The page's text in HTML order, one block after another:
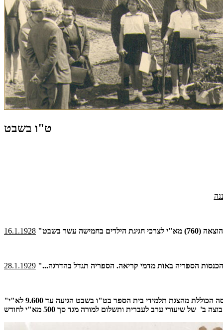
ט"ו בשבט
16.1.1928
28.1.1929
הכוללת מהצגת תלמידי בית הספר בט"ו בשבט הגיעה עד 9.600 לא"י